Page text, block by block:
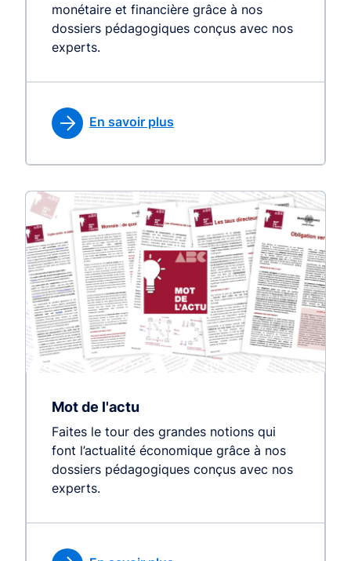
monétaire et financière grâce à nos
dossiers pédagogiques conçus avec nos
experts.
En savoir plus
Mot de l'actu
Faites le tour des grandes notions qui
font l’actualité économique grâce à nos
dossiers pédagogiques conçus avec nos
experts.